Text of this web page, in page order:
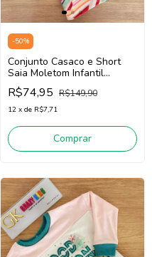
-50%
Conjunto Casaco e Short
Saia Moletom Infantil
Menina Mon Sucré
138018276
(Rosa/Verde/Vermelho)
R$74,95 R$149,90
12 x de R$7,71
Comprar